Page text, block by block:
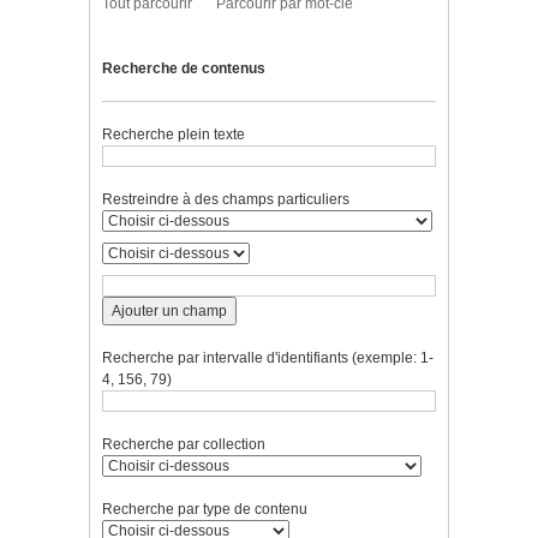
Tout parcourir Parcourir par mot-clé
Recherche de contenus
Recherche plein texte
Restreindre à des champs particuliers
Ajouter un champ
Recherche par intervalle d'identifiants (exemple: 1-
4, 156, 79)
Recherche par collection
Recherche par type de contenu